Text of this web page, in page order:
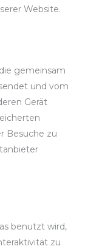
Website.
gemeinsam
und vom
Gerät
Besuche zu
benutzt wird,
zu